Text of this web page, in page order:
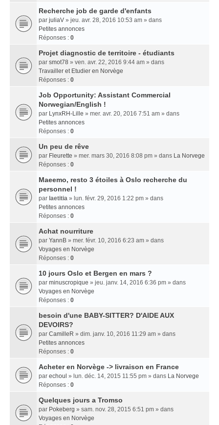
Recherche job de garde d'enfants
par juliaV » jeu. avr. 28, 2016 10:53 am » dans
Petites annonces
Réponses : 0
Projet diagnostic de territoire - étudiants
par smot78 » ven. avr. 22, 2016 9:44 am » dans
Travailler et Etudier en Norvège
Réponses : 0
Job Opportunity: Assistant Commercial
Norwegian/English !
par LynxRH-Lille » mer. avr. 20, 2016 7:51 am » dans
Petites annonces
Réponses : 0
Un peu de rêve
par Fleurette » mer. mars 30, 2016 8:08 pm » dans La Norvege
Réponses : 0
Maeemo, resto 3 étoiles à Oslo recherche du
personnel !
par laetitia » lun. févr. 29, 2016 1:22 pm » dans
Petites annonces
Réponses : 0
Achat nourriture
par YannB » mer. févr. 10, 2016 6:23 am » dans
Voyages en Norvège
Réponses : 0
10 jours Oslo et Bergen en mars ?
par minuscropique » jeu. janv. 14, 2016 6:36 pm » dans
Voyages en Norvège
Réponses : 0
besoin d'une BABY-SITTER? D'AIDE AUX
DEVOIRS?
par CamilleR » dim. janv. 10, 2016 11:29 am » dans
Petites annonces
Réponses : 0
Acheter en Norvège -> livraison en France
par echoul » lun. déc. 14, 2015 11:55 pm » dans La Norvege
Réponses : 0
Quelques jours a Tromso
par Pokeberg » sam. nov. 28, 2015 6:51 pm » dans
Voyages en Norvège